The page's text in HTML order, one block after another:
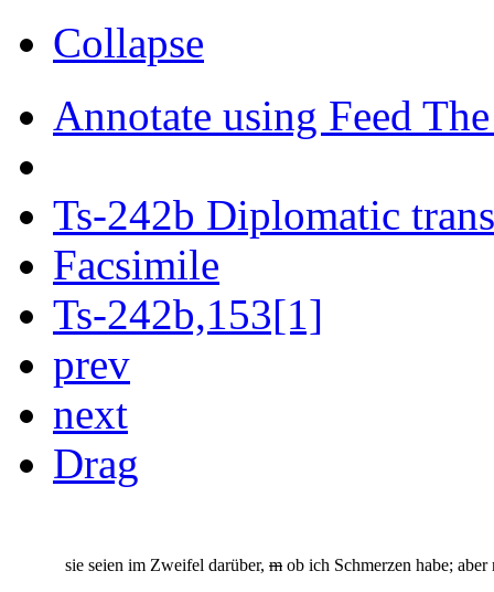
Collapse
Annotate using Feed
Ts-242b Diplomatic
Facsimile
Ts-242b,153[1]
prev
next
Drag
sie seien im Zweifel darüber, m ob ich Schmerzen habe;